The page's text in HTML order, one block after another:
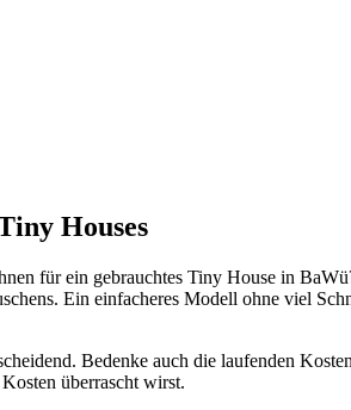
Houses
für ein gebrauchtes Tiny House in
Ein einfacheres Modell ohne viel
Bedenke auch die laufenden
überrascht wirst.